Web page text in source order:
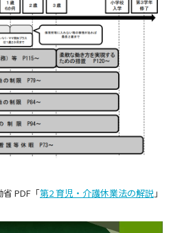
PDF「第2 育児・介護休業法の解説 」